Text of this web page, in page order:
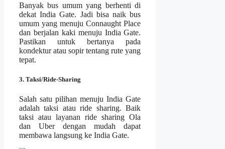
Banyak bus umum yang berhenti di
dekat India Gate. Jadi bisa naik bus
umum yang menuju Connaught Place
dan berjalan kaki menuju India Gate.
Pastikan untuk bertanya pada
kondektur atau sopir tentang rute yang
tepat.
3. Taksi/Ride-Sharing
Salah satu pilihan menuju India Gate
adalah taksi atau ride sharing. Baik
taksi atau layanan ride sharing Ola
dan Uber dengan mudah dapat
membawa langsung ke India Gate.